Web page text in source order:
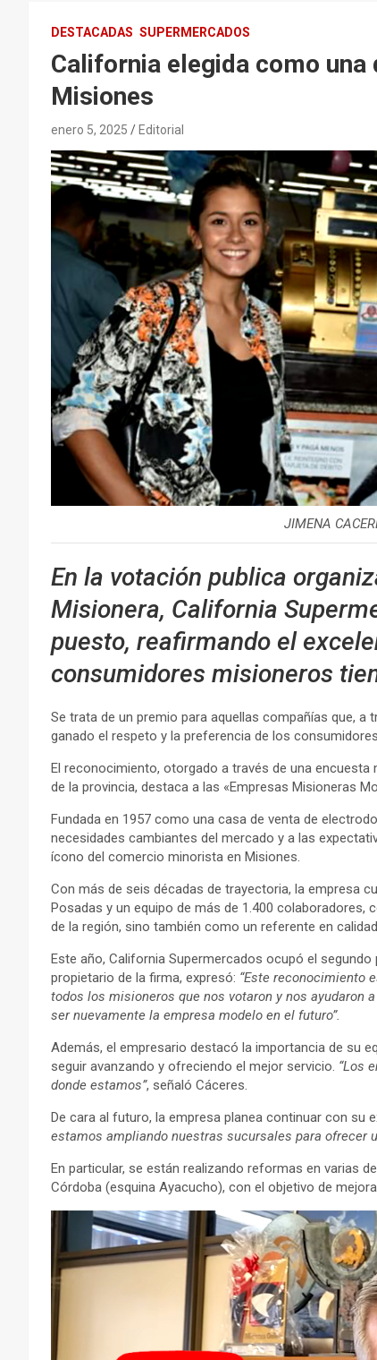
DESTACADAS SUPERMERCADOS
California elegida como
Misiones
enero 5, 2025 Editorial
JIMENA
En la votación publica
Misionera, California
puesto, reafirmando el
consumidores misioneros
Se trata de un premio para aquellas compañías que,
ganado el respeto y la preferencia de los
El reconocimiento, otorgado a través de una
de la provincia, destaca a las «Empresas Misioneras
Fundada en 1957 como una casa de venta de
necesidades cambiantes del mercado y a las
ícono del comercio minorista en Misiones.
Con más de seis décadas de trayectoria, la empresa
Posadas y un equipo de más de 1.400
de la región, sino también como un referente en
Este año, California Supermercados ocupó el
propietario de la firma, expresó: “Este reconocimiento
todos los misioneros que nos votaron y nos ayudaron
ser nuevamente la empresa modelo en el futuro”.
Además, el empresario destacó la importancia de su
seguir avanzando y ofreciendo el mejor servicio. “Los
donde estamos”, señaló Cáceres.
De cara al futuro, la empresa planea continuar con su
estamos ampliando nuestras sucursales para ofrecer
En particular, se están realizando reformas en varias
Córdoba (esquina Ayacucho), con el objetivo de